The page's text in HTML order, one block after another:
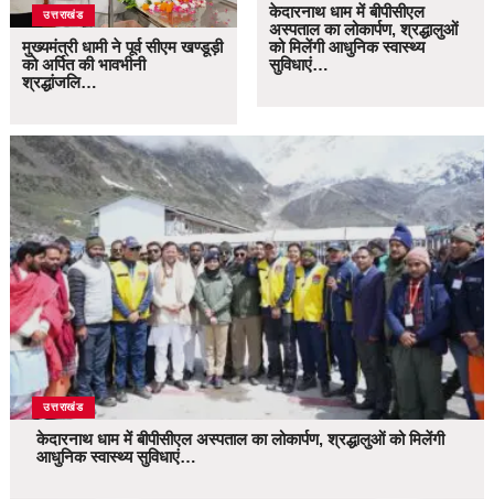
उत्तराखंड
मुख्यमंत्री धामी ने पूर्व सीएम खण्डूड़ी
को अर्पित की भावभीनी
श्रद्धांजलि…
केदारनाथ धाम में बीपीसीएल
अस्पताल का लोकार्पण, श्रद्धालुओं
को मिलेंगी आधुनिक स्वास्थ्य
सुविधाएं…
उत्तराखंड
केदारनाथ धाम में बीपीसीएल अस्पताल का लोकार्पण, श्रद्धालुओं को मिलेंगी
आधुनिक स्वास्थ्य सुविधाएं…